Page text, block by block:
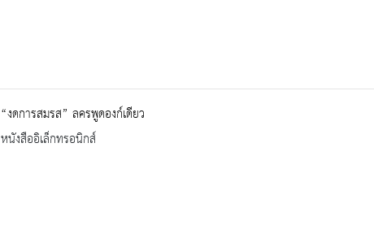
“งดการสมรส” ลครพูดองก์เดียว
หนังสืออิเล็กทรอนิกส์